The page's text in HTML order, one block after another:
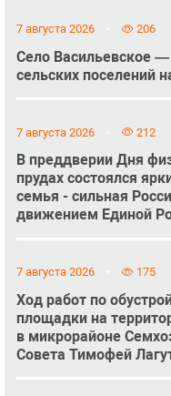
7 августа 2026 206
Село Васильевское
сельских поселений
7 августа 2026 212
В преддверии Дня
прудах состоялся
семья - сильная
движением Единой
7 августа 2026 175
Ход работ по
площадки на
в микрорайоне
Совета Тимофей